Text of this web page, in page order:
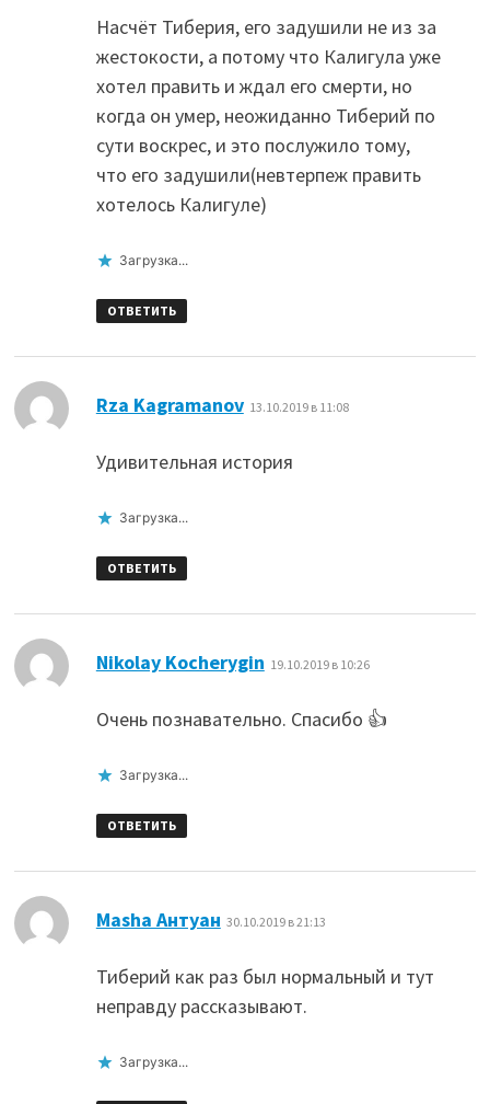
Насчёт Тиберия, его задушили не из за
жестокости, а потому что Калигула уже
хотел править и ждал его смерти, но
когда он умер, неожиданно Тиберий по
сути воскрес, и это послужило тому,
что его задушили(невтерпеж править
хотелось Калигуле)
Загрузка...
ОТВЕТИТЬ
Rza Kagramanov: 13.10.2019 в 11:08
Удивительная история
Загрузка...
ОТВЕТИТЬ
Nikolay Kocherygin 19.10.2019 в 10:26
Очень познавательно. Спасибо 👍
Загрузка...
ОТВЕТИТЬ
Masha Антуан 30.10.2019 в 21:13
Тиберий как раз был нормальный и тут
неправду рассказывают.
Загрузка...